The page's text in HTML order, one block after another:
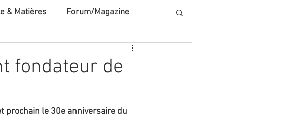
& Matières Forum/Magazine
fondateur de
prochain le 30e anniversaire du